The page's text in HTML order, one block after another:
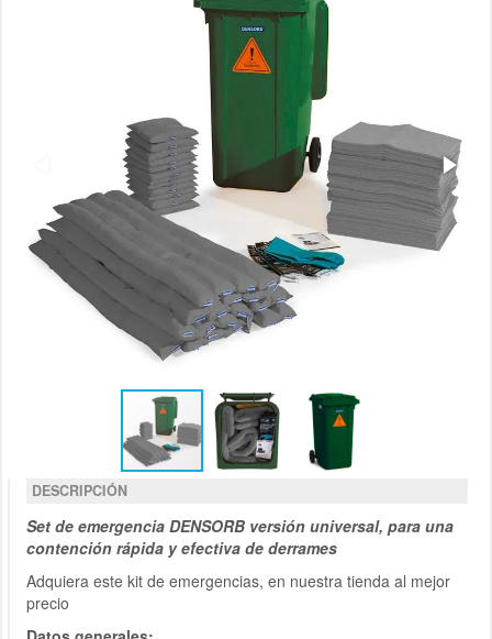
DESCRIPCIÓN
Set de emergencia DENSORB versión universal, para una
contención rápida y efectiva de derrames
Adquiera este kit de emergencias, en nuestra tienda al mejor
precio